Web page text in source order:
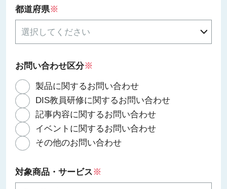
都道府県※
お問い合わせ区分※
製品に関するお問い合わせ
DIS教員研修に関するお問い合わせ
記事内容に関するお問い合わせ
イベントに関するお問い合わせ
その他のお問い合わせ
対象商品・サービス※